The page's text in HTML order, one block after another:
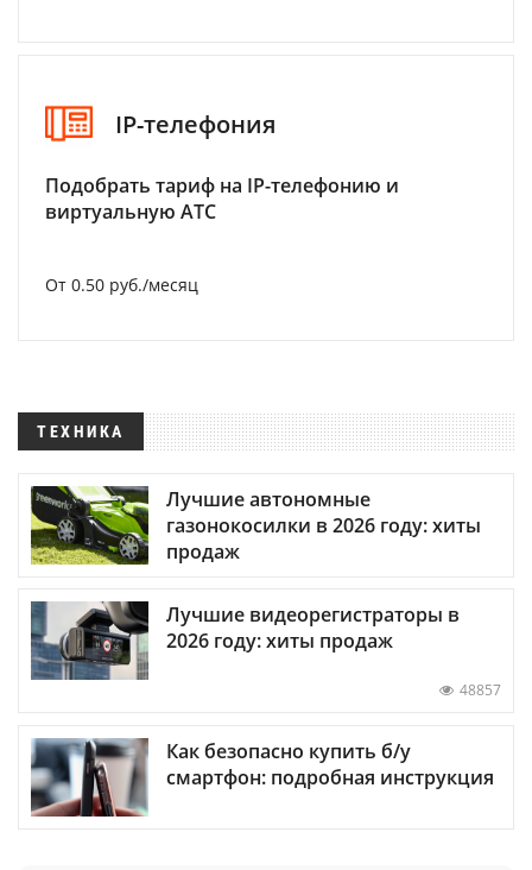
IP-телефония
Подобрать тариф на IP-телефонию и
виртуальную АТС
От 0.50 руб./месяц
ТЕХНИКА
Лучшие автономные
газонокосилки в 2026 году: хиты
продаж
Лучшие видеорегистраторы в
2026 году: хиты продаж
48857
Как безопасно купить б/у
смартфон: подробная инструкция